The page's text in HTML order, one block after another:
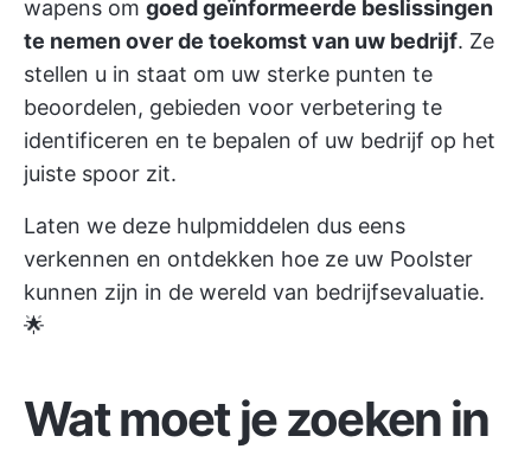
wapens om goed geïnformeerde beslissingen
te nemen over de toekomst van uw bedrijf. Ze
stellen u in staat om uw sterke punten te
beoordelen, gebieden voor verbetering te
identificeren en te bepalen of uw bedrijf op het
juiste spoor zit.
Laten we deze hulpmiddelen dus eens
verkennen en ontdekken hoe ze uw Poolster
kunnen zijn in de wereld van bedrijfsevaluatie.
🌟
Wat moet je zoeken in